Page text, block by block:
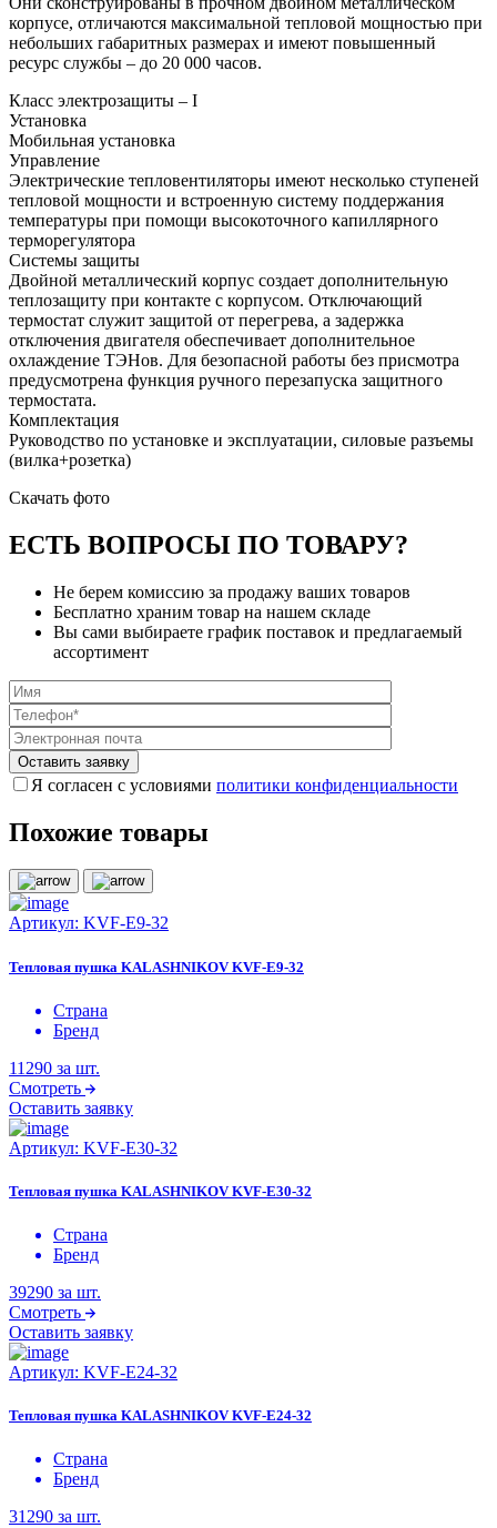
корпусе, отличаются максимальной тепловой мощностью при
небольших габаритных размерах и имеют повышенный
ресурс службы – до 20 000 часов.
Класс электрозащиты – I
Установка
Мобильная установка
Управление
Электрические тепловентиляторы имеют несколько ступеней
тепловой мощности и встроенную систему поддержания
температуры при помощи высокоточного капиллярного
терморегулятора
Системы защиты
Двойной металлический корпус создает дополнительную
теплозащиту при контакте с корпусом. Отключающий
термостат служит защитой от перегрева, а задержка
отключения двигателя обеспечивает дополнительное
охлаждение ТЭНов. Для безопасной работы без присмотра
предусмотрена функция ручного перезапуска защитного
термостата.
Комплектация
Руководство по установке и эксплуатации, силовые разъемы
(вилка+розетка)
Скачать фото
ЕСТЬ ВОПРОСЫ ПО ТОВАРУ?
Не берем комиссию за продажу ваших товаров
Бесплатно храним товар на нашем складе
Вы сами выбираете график поставок и предлагаемый
ассортимент
Я согласен с условиями политики конфиденциальности
Похожие товары
Артикул: KVF-E9-32
Тепловая пушка KALASHNIKOV KVF-E9-32
Страна
Бренд
11290 за шт.
Смотреть
Оставить заявку
Артикул: KVF-E30-32
Тепловая пушка KALASHNIKOV KVF-E30-32
Страна
Бренд
39290 за шт.
Смотреть
Оставить заявку
Артикул: KVF-E24-32
Тепловая пушка KALASHNIKOV KVF-E24-32
Страна
Бренд
31290 за шт.